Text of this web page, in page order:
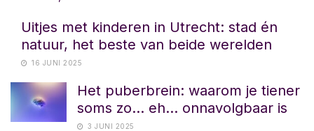
Uitjes met kinderen in Utrecht: stad én
natuur, het beste van beide werelden
16 JUNI 2025
Het puberbrein: waarom je tiener
soms zo… eh… onnavolgbaar is
3 JUNI 2025